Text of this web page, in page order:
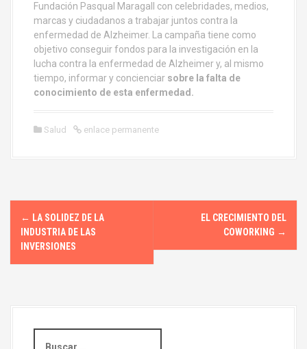
Fundación Pasqual Maragall con celebridades, medios,
marcas y ciudadanos a trabajar juntos contra la
enfermedad de Alzheimer. La campaña tiene como
objetivo conseguir fondos para la investigación en la
lucha contra la enfermedad de Alzheimer y, al mismo
tiempo, informar y concienciar sobre la falta de
conocimiento de esta enfermedad.
Salud enlace permanente
N
v
← LA SOLIDEZ DE LA
INDUSTRIA DE LAS
INVERSIONES
EL CRECIMIENTO DEL
COWORKING →